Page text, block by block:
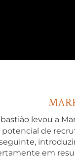
levou a
potencial de
em